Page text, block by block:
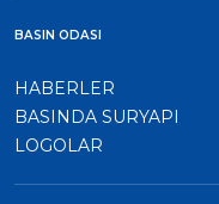
BASIN ODASI
HABERLER
BASINDA SURYAPI
LOGOLAR